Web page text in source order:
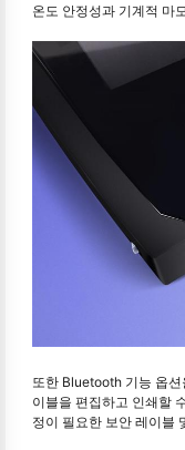
온도 안정성과 기계적 마
또한 Bluetooth 기능 옵
이블을 편집하고 인쇄할
정이 필요한 보안 레이블